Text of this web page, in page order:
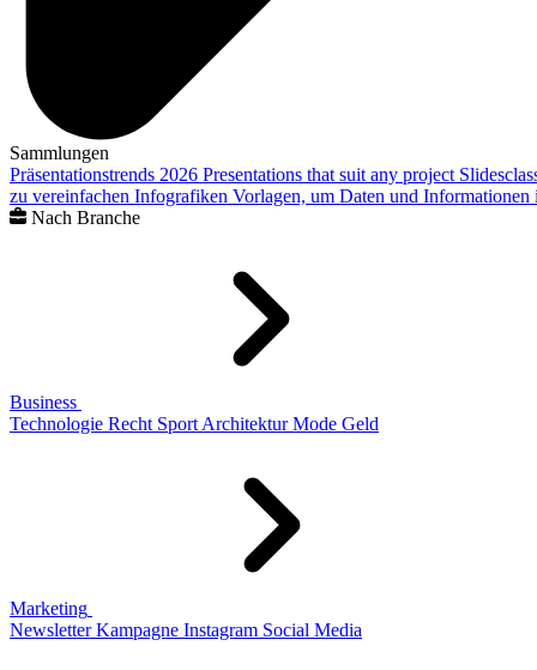
Sammlungen
Präsentationstrends 2026 Presentations that suit any project
zu vereinfachen Infografiken Vorlagen, um Daten und
Nach Branche
Business
Technologie Recht Sport Architektur Mode Geld
Marketing
Newsletter Kampagne Instagram Social Media